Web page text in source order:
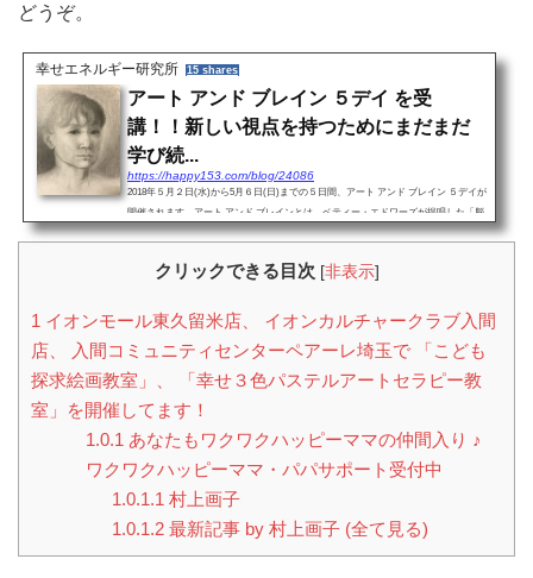
どうぞ。
幸せエネルギー研究所 15 shares
アート アンド ブレイン ５デイ を受
講！！新しい視点を持つためにまだまだ
学び続...
https://happy153.com/blog/24086
2018年５月２日(水)から5月６日(日)までの５日間、アート アンド ブレイン ５デイが
開催されます。アート アンド ブレインとは、ベティー・エドワーズが提唱した「脳
の右側で描け」のメソッドを実践してアートを楽しむ講座です。受講のきっかけ、
クリックできる目次 [非表示]
1 イオンモール東久留米店、 イオンカルチャークラブ入間
店、 入間コミュニティセンターペアーレ埼玉で 「こども
探求絵画教室」、 「幸せ３色パステルアートセラピー教
室」を開催してます！
1.0.1 あなたもワクワクハッピーママの仲間入り ♪
ワクワクハッピーママ・パパサポート受付中
1.0.1.1 村上画子
1.0.1.2 最新記事 by 村上画子 (全て見る)